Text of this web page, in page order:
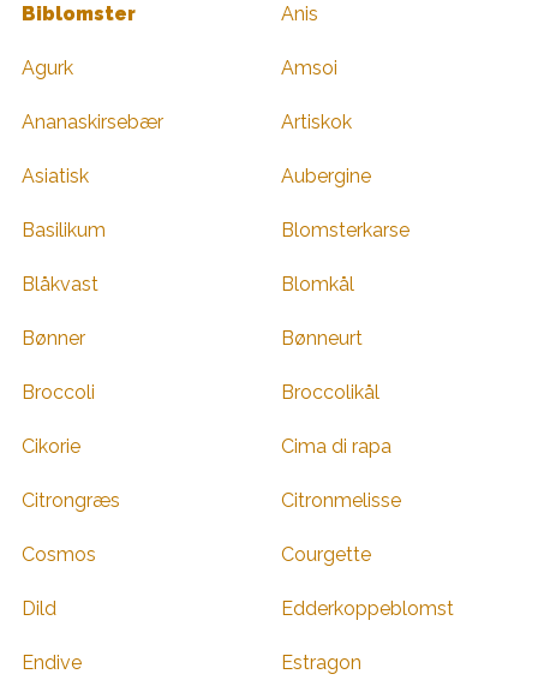
Biblomster Anis
Agurk Amsoi
Ananaskirsebær Artiskok
Asiatisk Aubergine
Basilikum Blomsterkarse
Blåkvast Blomkål
Bønner Bønneurt
Broccoli Broccolikål
Cikorie Cima di rapa
Citrongræs Citronmelisse
Cosmos Courgette
Dild Edderkoppeblomst
Endive Estragon